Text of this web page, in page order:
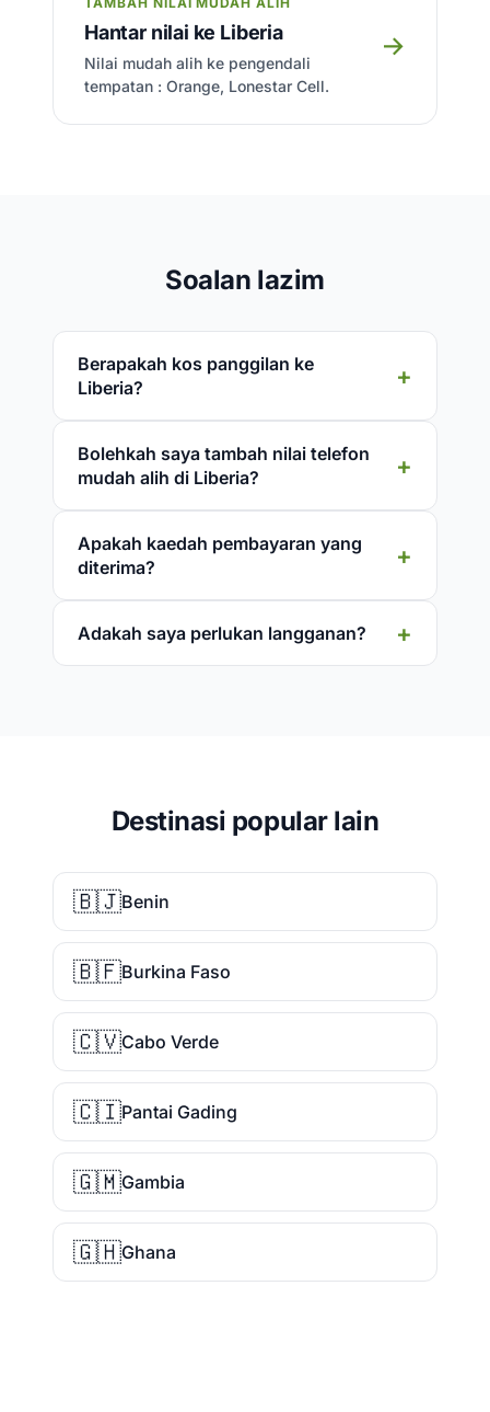
Hantar nilai ke Liberia
Nilai mudah alih ke pengendali
tempatan : Orange, Lonestar Cell.
→
Soalan lazim
Berapakah kos panggilan ke
Liberia?
Bolehkah saya tambah nilai telefon
mudah alih di Liberia?
Apakah kaedah pembayaran yang
diterima?
Adakah saya perlukan langganan?
Destinasi popular lain
🇧🇯Benin
🇧🇫Burkina Faso
🇨🇻Cabo Verde
🇨🇮Pantai Gading
🇬🇲Gambia
🇬🇭Ghana